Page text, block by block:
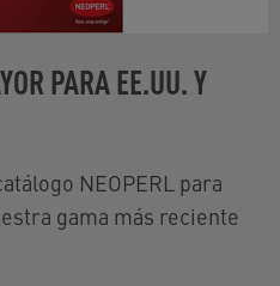
PARA EE.UU. Y
NEOPERL para
gama más reciente